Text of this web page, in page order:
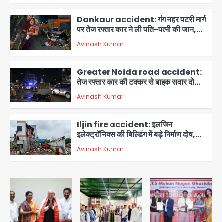
गिरफ्तार, 98 मोबाइल और 450 पार्ट्स बरामद
3
Dankaur accident: गंग नहर पटरी मार्ग
पर तेज रफ्तार कार ने ली पति-पत्नी की जान,
गांव में मातम
Avinash Kumar
4
Greater Noida road accident:
तेज रफ्तार कार की टक्कर से बाइक सवार दो
युवकों की मौत, परिवारों में मातम
Avinash Kumar
5
Iljin fire accident: इलजिन
इलेक्ट्रॉनिक्स की बिल्डिंग में बड़े निर्माण दोष,
कंक्रीट बीम तिरछा; पीडब्ल्यूडी ऑडिट में
चौंकाने वाला खुलासा
Avinash Kumar
1
Minor daughter abuse case in
Noida: 7 साल की मासूम बेटी के साथ
अश्लील हरकत करने वाले पिता को मां ने रंगेहाथ
पकड़ा, पुलिस ने किया गिरफ्तार
Avinash Kumar